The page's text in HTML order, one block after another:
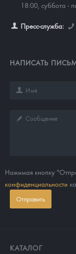
18:00, суббота -
Пресс-служба:
НАПИСАТЬ
Нажимая кнопку
конфиденциальности
Отправить
КАТАЛОГ